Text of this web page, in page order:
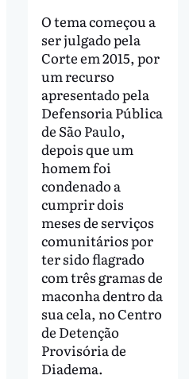
O tema começou a
ser julgado pela
Corte em 2015, por
um recurso
apresentado pela
Defensoria Pública
de São Paulo,
depois que um
homem foi
condenado a
cumprir dois
meses de serviços
comunitários por
ter sido flagrado
com três gramas de
maconha dentro da
sua cela, no Centro
de Detenção
Provisória de
Diadema.